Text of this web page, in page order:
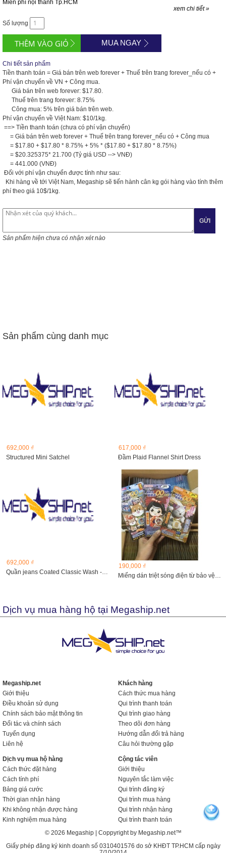
Miễn phí nội thành Tp.HCM
xem chi tiết »
Số lượng
MUA NGAY
Chi tiết sản phẩm
Tiền thanh toán = Giá bán trên web forever + Thuế trên trang forever_nếu có +
Phí vận chuyển về VN + Công mua.
Giá bán trên web forever: $17.80.
Thuế trên trang forever: 8.75%
Công mua: 5% trên giá bán trên web.
Phí vận chuyển về Việt Nam: $10/1kg.
==> Tiền thanh toán (chưa có phí vận chuyển)
= Giá bán trên web forever + Thuế trên trang forever_nếu có + Công mua
= $17.80 + $17.80 * 8.75% + 5% * ($17.80 + $17.80 * 8.75%)
= $20.325375* 21.700 (Tỷ giá USD --> VNĐ)
= 441.000 (VNĐ)
Đối với phí vận chuyển được tính như sau:
Khi hàng về tới Việt Nam, Megaship sẽ tiến hành cân kg gói hàng vào tính thêm
phí theo giá 10$/1kg.
GỬI
Sản phẩm hiện chưa có nhận xét nào
Sản phẩm cùng danh mục
692,000 ₫
Structured Mini Satchel
617,000 ₫
Đầm Plaid Flannel Shirt Dress
692,000 ₫
190,000 ₫
Miếng dán triệt sóng điện từ bảo vệ não Chip Hitoki
Dịch vụ mua hàng hộ tại Megaship.net
Megaship.net
Giới thiệu
Điều khoản sử dụng
Chính sách bảo mật thông tin
Đối tác và chính sách
Tuyển dụng
Liên hệ
Khách hàng
Cách thức mua hàng
Qui trình thanh toán
Qui trình giao hàng
Theo dõi đơn hàng
Hướng dẫn đổi trả hàng
Câu hỏi thường gặp
Dịch vụ mua hộ hàng
Cách thức đặt hàng
Cách tính phí
Bảng giá cước
Thời gian nhận hàng
Khi không nhận được hàng
Kinh nghiệm mua hàng
Cộng tác viên
Giới thiệu
Nguyên tắc làm việc
Qui trình đăng ký
Qui trình mua hàng
Qui trình nhận hàng
Qui trình thanh toán
© 2026 Megaship | Coppyright by Megaship.net™
Giấy phép đăng ký kinh doanh số 0310401576 do sở KHĐT TP.HCM cấp ngày